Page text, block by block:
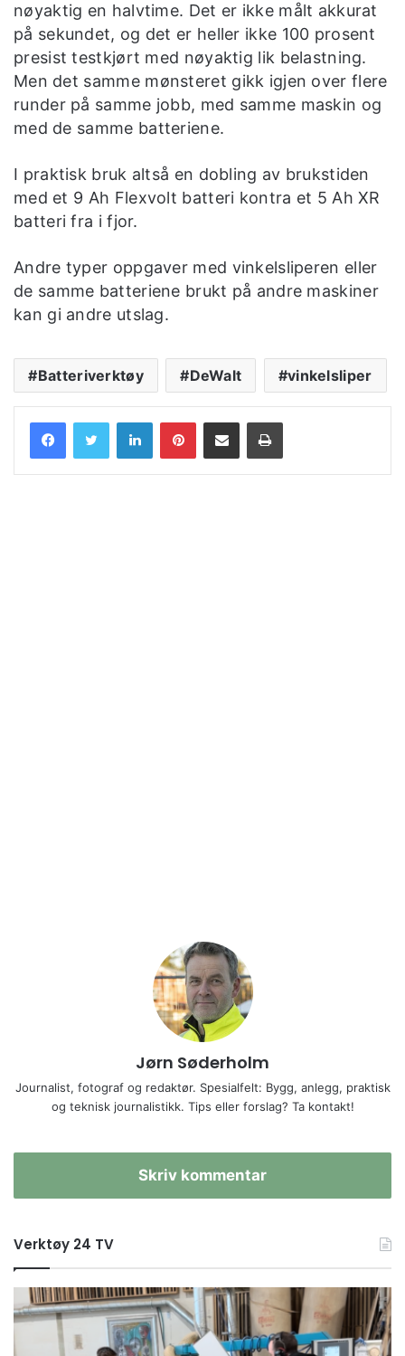
nøyaktig en halvtime. Det er ikke målt akkurat
på sekundet, og det er heller ikke 100 prosent
presist testkjørt med nøyaktig lik belastning.
Men det samme mønsteret gikk igjen over flere
runder på samme jobb, med samme maskin og
med de samme batteriene.
I praktisk bruk altså en dobling av brukstiden
med et 9 Ah Flexvolt batteri kontra et 5 Ah XR
batteri fra i fjor.
Andre typer oppgaver med vinkelsliperen eller
de samme batteriene brukt på andre maskiner
kan gi andre utslag.
Batteriverktøy DeWalt vinkelsliper
LinkedInPinterestShare via Email Print
Jørn Søderholm
Journalist, fotograf og redaktør. Spesialfelt: Bygg, anlegg, praktisk
og teknisk journalistikk. Tips eller forslag? Ta kontakt!
Skriv kommentar
Verktøy 24 TV